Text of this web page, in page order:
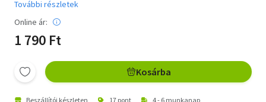
További részletek
Online ár:
1 790 Ft
Kosárba
Beszállítói készleten 17 pont
4 - 6 munkanap